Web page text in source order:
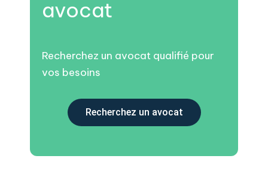
avocat
Recherchez un avocat qualifié pour
vos besoins
Recherchez un avocat